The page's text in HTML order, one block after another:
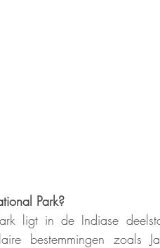
Park?
ligt in de Indiase
bestemmingen